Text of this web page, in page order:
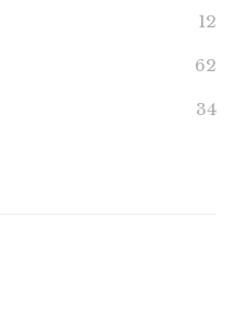
12
62
34